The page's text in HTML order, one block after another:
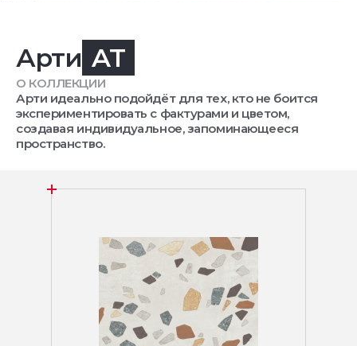
Арти AT
О КОЛЛЕКЦИИ
Арти идеально подойдёт для тех, кто не боится
экспериментировать с фактурами и цветом,
создавая индивидуальное, запоминающееся
пространство.